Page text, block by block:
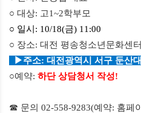
○ 대상: 고1~2학부모
○ 일시 : 10/18(금) 11:00
○ 장소: 대전 평송청소년문화센
▶주소: 대전광역시 서구 둔산
○예약: 하단 상담청서 작성!
☎ 문의 02-558-9283(예약: 홈페